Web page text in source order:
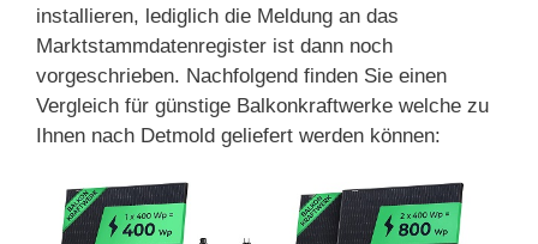
installieren, lediglich die Meldung an das
Marktstammdatenregister ist dann noch
vorgeschrieben. Nachfolgend finden Sie einen
Vergleich für günstige Balkonkraftwerke welche zu
Ihnen nach Detmold geliefert werden können: